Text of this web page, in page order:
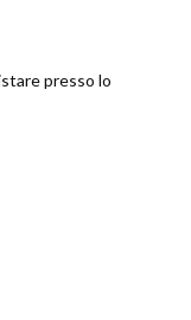
presso lo